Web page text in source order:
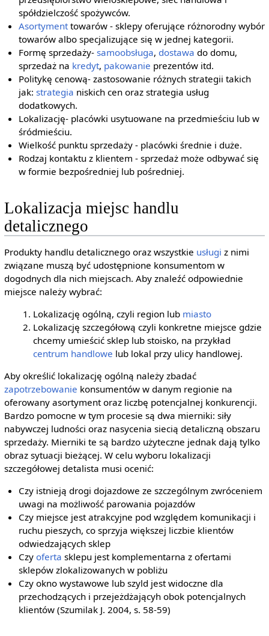
spółdzielczość spożywców.
Asortymenttowarów - sklepy oferujące różnorodny wybór
towarów albo specjalizujące się w jednej kategorii.
Formę sprzedaży-samoobsługa, dostawa do domu,
sprzedaż na kredyt, pakowanie prezentów itd.
Politykę cenową- zastosowanie różnych strategii takich
jak:strategia niskich cen oraz strategia usług
dodatkowych.
Lokalizację- placówki usytuowane na przedmieściu lub w
śródmieściu.
Wielkość punktu sprzedaży - placówki średnie i duże.
Rodzaj kontaktu z klientem - sprzedaż może odbywać się
w formie bezpośredniej lub pośredniej.
Lokalizacja miejsc handlu
detalicznego
Produkty handlu detalicznego oraz wszystkie usługi z nimi
związane muszą być udostępnione konsumentom w
dogodnych dla nich miejscach. Aby znaleźć odpowiednie
miejsce należy wybrać:
Lokalizację ogólną, czyli region lub miasto
Lokalizację szczegółową czyli konkretne miejsce gdzie
chcemy umieścić sklep lub stoisko, na przykład
centrum handlowe lub lokal przy ulicy handlowej.
Aby określić lokalizację ogólną należy zbadać
zapotrzebowanie konsumentów w danym regionie na
oferowany asortyment oraz liczbę potencjalnej konkurencji.
Bardzo pomocne w tym procesie są dwa mierniki: siły
nabywczej ludności oraz nasycenia siecią detaliczną obszaru
sprzedaży. Mierniki te są bardzo użyteczne jednak dają tylko
obraz sytuacji bieżącej. W celu wyboru lokalizacji
szczegółowej detalista musi ocenić:
Czy istnieją drogi dojazdowe ze szczególnym zwróceniem
uwagi na możliwość parowania pojazdów
Czy miejsce jest atrakcyjne pod względem komunikacji i
ruchu pieszych, co sprzyja większej liczbie klientów
odwiedzających sklep
Czyoferta sklepu jest komplementarna z ofertami
sklepów zlokalizowanych w pobliżu
Czy okno wystawowe lub szyld jest widoczne dla
przechodzących i przejeżdżającyh obok potencjalnych
klientów (Szumilak J. 2004, s. 58-59)